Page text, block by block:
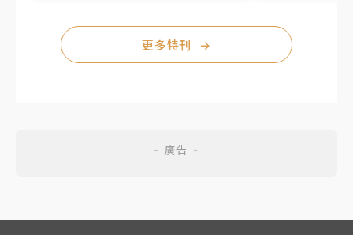
更多特刊 →